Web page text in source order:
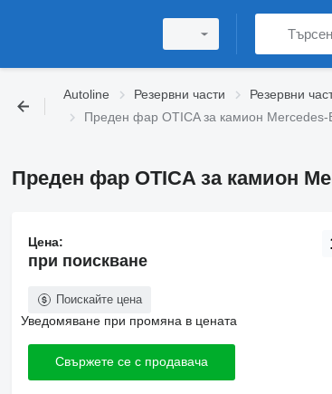
Autoline Резервни части Резервни
Преден фар OTICA за камион Mercedes-
Преден фар OTICA за камион
Цена:
при поискване
Поискайте цена
Уведомяване при промяна в цената
Свържете се с продавача